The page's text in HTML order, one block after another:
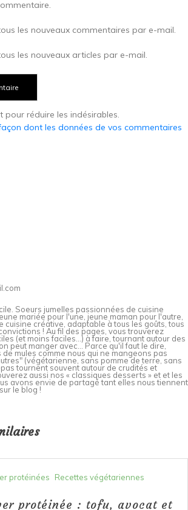
les nouveaux commentaires par e-mail.
les nouveaux articles par e-mail.
pour réduire les indésirables.
dont les données de vos commentaires
Soeurs jumelles passionnées de cuisine
mariée pour l'une, jeune maman pour l'autre,
cuisine créative, adaptable à tous les goûts, tous
! Au fil des pages, vous trouverez
(et moins faciles…) à faire, tournant autour des
peut manger avec… Parce qu'il faut le dire,
mules comme nous qui ne mangeons pas
(végétarienne, sans pomme de terre, sans
tournent souvent autour de crudités et
aussi nos « classiques desserts » et et les
avons envie de partagé tant elles nous tiennent
le blog !
protéinées Recettes végétariennes
protéinée : tofu, avocat et